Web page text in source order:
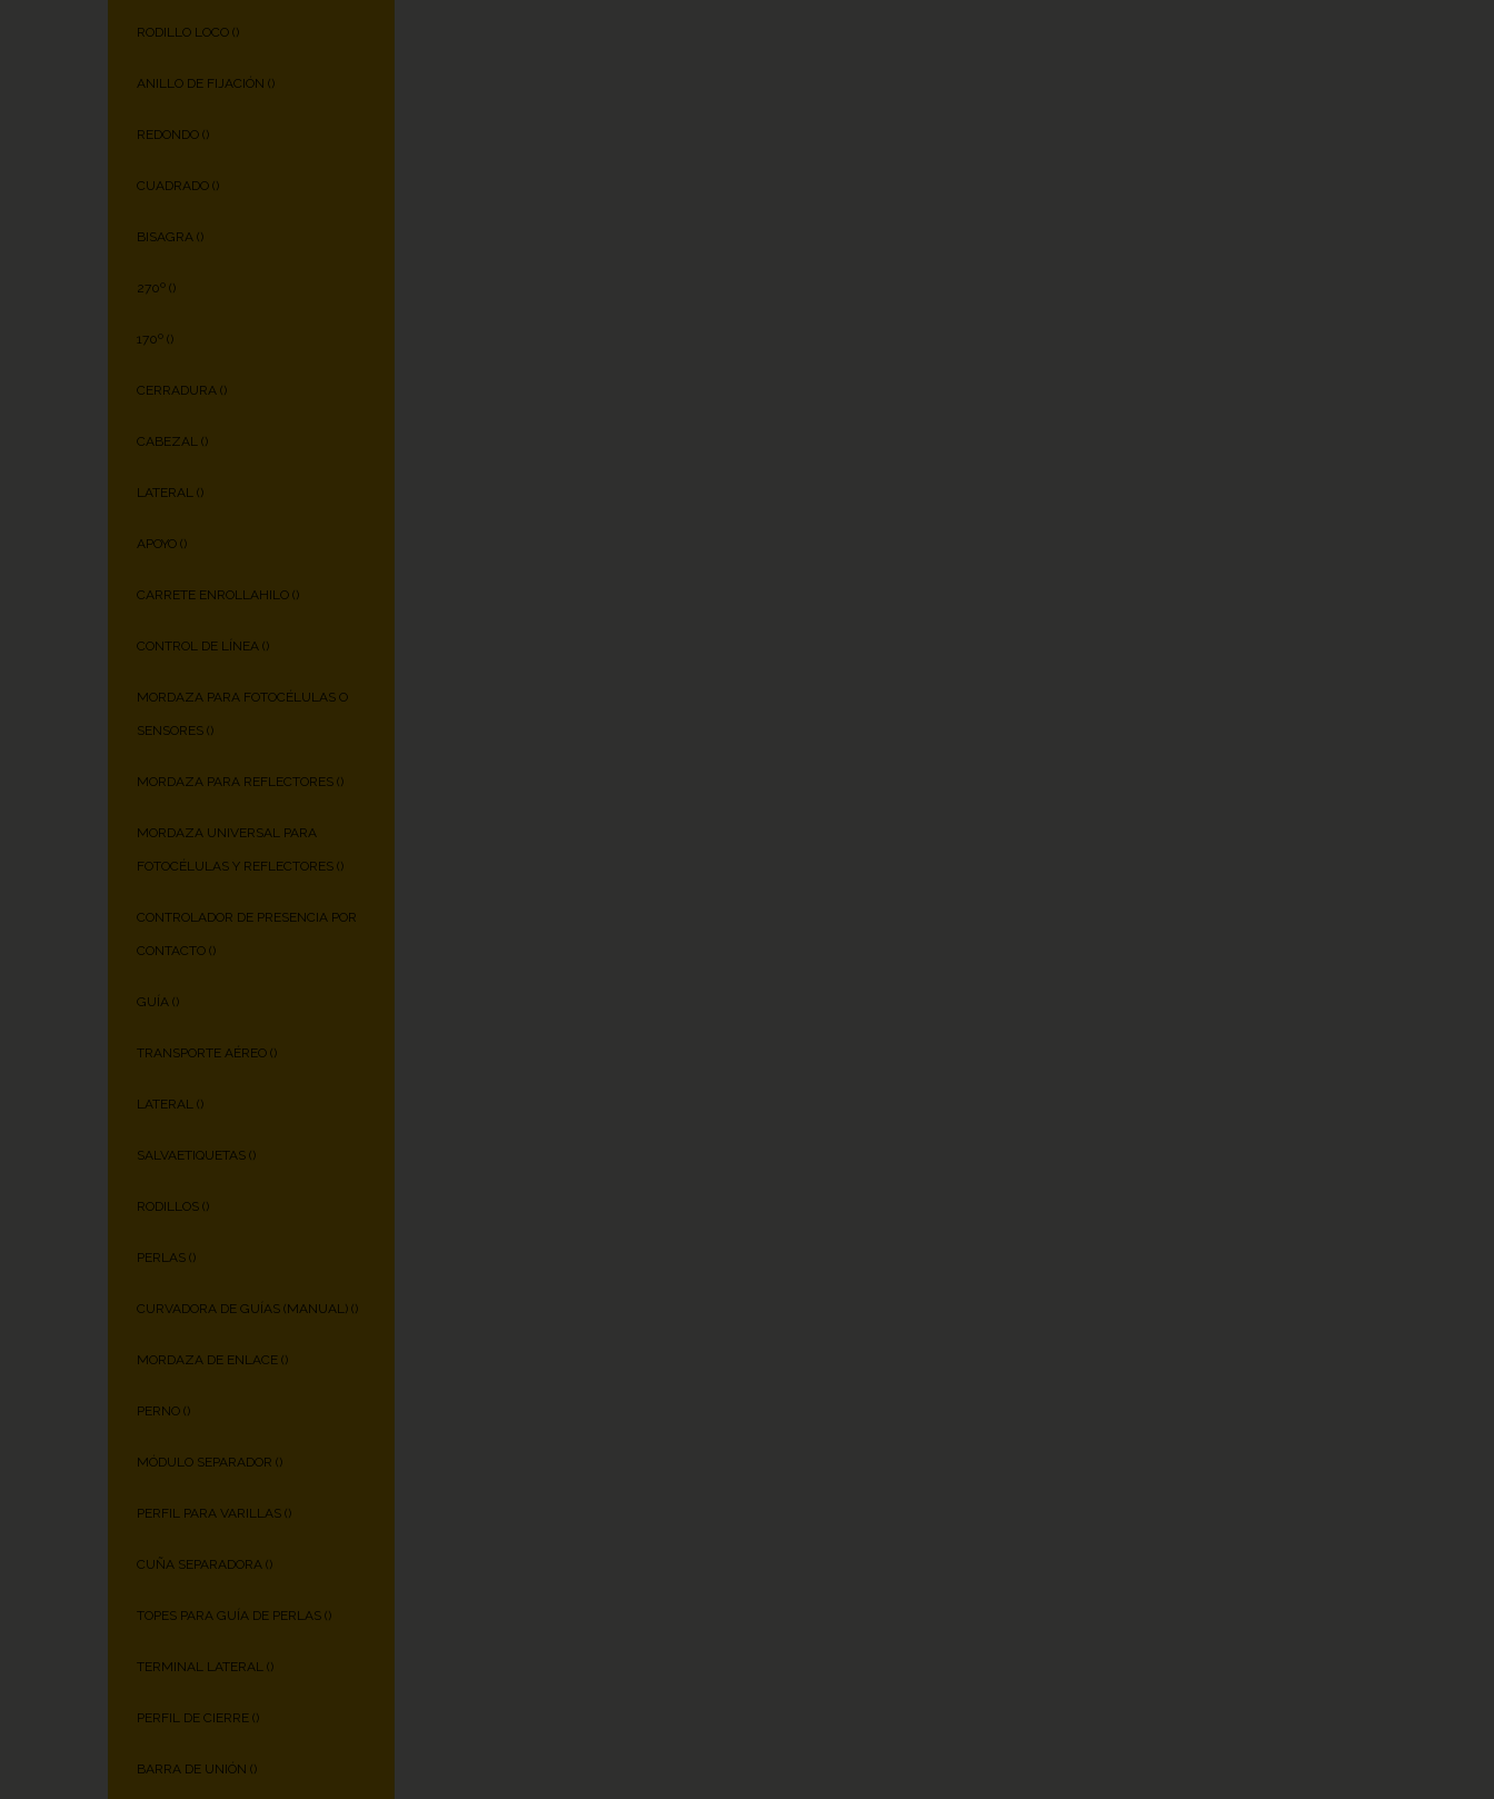
RODILLO LOCO ()
ANILLO DE FIJACIÓN ()
REDONDO ()
CUADRADO ()
BISAGRA ()
270º ()
170º ()
CERRADURA ()
CABEZAL ()
LATERAL ()
APOYO ()
CARRETE ENROLLAHILO ()
CONTROL DE LÍNEA ()
MORDAZA PARA FOTOCÉLULAS O
SENSORES ()
MORDAZA PARA REFLECTORES ()
MORDAZA UNIVERSAL PARA
FOTOCÉLULAS Y REFLECTORES ()
CONTROLADOR DE PRESENCIA POR
CONTACTO ()
GUÍA ()
TRANSPORTE AÉREO ()
LATERAL ()
SALVAETIQUETAS ()
RODILLOS ()
PERLAS ()
CURVADORA DE GUÍAS (MANUAL) ()
MORDAZA DE ENLACE ()
PERNO ()
MÓDULO SEPARADOR ()
PERFIL PARA VARILLAS ()
CUÑA SEPARADORA ()
TOPES PARA GUÍA DE PERLAS ()
TERMINAL LATERAL ()
PERFIL DE CIERRE ()
BARRA DE UNIÓN ()